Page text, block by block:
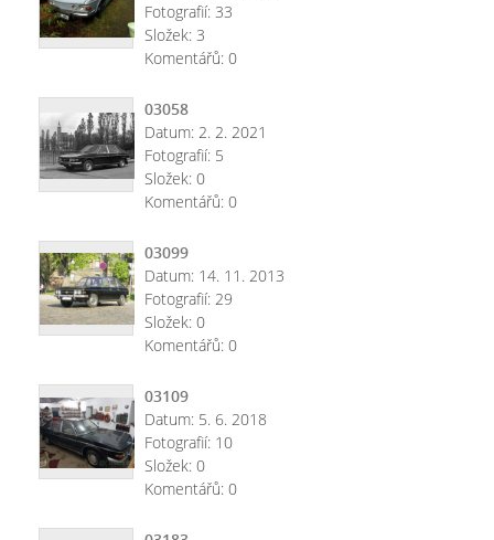
Fotografií: 33
Složek: 3
Komentářů: 0
03058
Datum: 2. 2. 2021
Fotografií: 5
Složek: 0
Komentářů: 0
03099
Datum: 14. 11. 2013
Fotografií: 29
Složek: 0
Komentářů: 0
03109
Datum: 5. 6. 2018
Fotografií: 10
Složek: 0
Komentářů: 0